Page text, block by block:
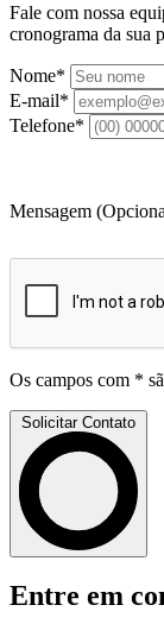
Fale com nossa
cronograma da sua
Nome*
E-mail*
Telefone*
Mensagem
Os campos com *
Solicitar Contato
Entre em